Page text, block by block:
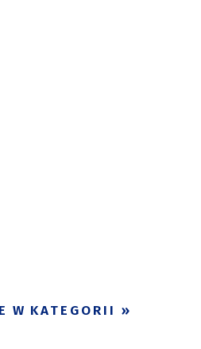
W KATEGORII